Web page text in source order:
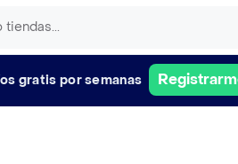
gratis por semanas